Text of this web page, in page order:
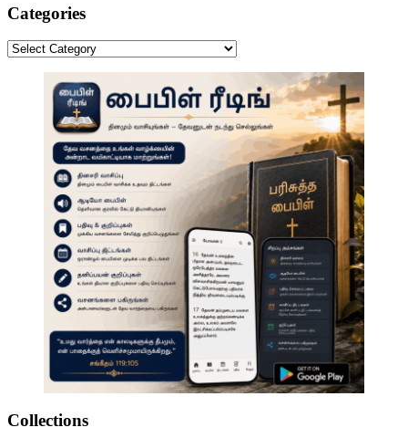
results
Categories
Categories
Collections